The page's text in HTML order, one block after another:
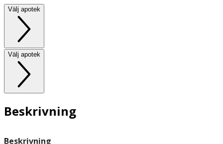
Välj apotek
Välj apotek
Beskrivning
Beskrivning